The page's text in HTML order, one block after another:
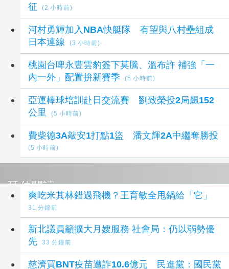
征
(2 小時前)
河村勇輝加入NBA快艇隊 有望與八村壘組成
日本連線
(3 小時前)
桃園台啤永豐雲豹簽下莫騰、溫布許 補強「一
內一外」配置拚新賽季
(5 小時前)
亞運棒球培訓赴日交流賽 劉致榮投2局飆152
公里
(5 小時前)
費柴德3A敲安1打點1盜 潘文輝2A中繼奪勝投
(5 小時前)
延伸閱讀
爽吃米其林錯過飛機？王育敏全甩鍋給「它」
31 分鐘前
新北議員籲擴大月嫂服務 社會局：仍以弱勢優
先
33 分鐘前
慈濟買BNT疫苗遭詐10.6億元 民進黨：國民黨